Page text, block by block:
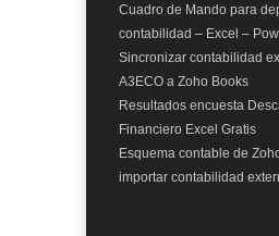
Cuadro de Mando para
contabilidad – Excel –
Sincronizar contabilidad
A3ECO a Zoho Books
Resultados encuesta
Financiero Excel Gratis
Esquema contable de
importar contabilidad